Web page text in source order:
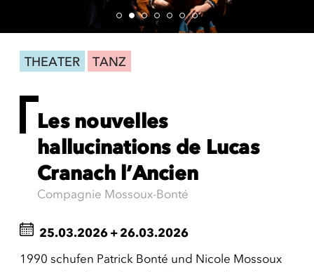
THEATER TANZ
Les nouvelles
hallucinations de Lucas
Cranach l’Ancien
Compagnie Mossoux-Bonté
25.03.2026 + 26.03.2026
1990 schufen Patrick Bonté und Nicole Mossoux